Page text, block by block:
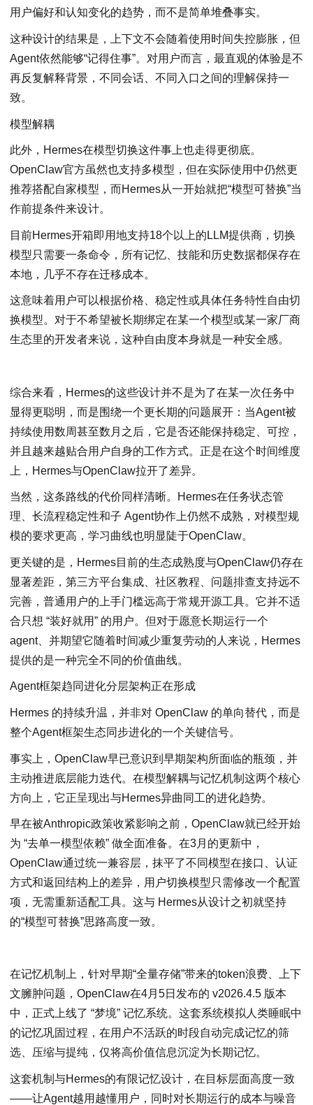
用户偏好和认知变化的趋势，而不是简单堆叠事实。
这种设计的结果是，上下文不会随着使用时间失控膨胀，但
Agent依然能够“记得住事”。对用户而言，最直观的体验是不
再反复解释背景，不同会话、不同入口之间的理解保持一
致。
模型解耦
此外，Hermes在模型切换这件事上也走得更彻底。
OpenClaw官方虽然也支持多模型，但在实际使用中仍然更
推荐搭配自家模型，而Hermes从一开始就把“模型可替换”当
作前提条件来设计。
目前Hermes开箱即用地支持18个以上的LLM提供商，切换
模型只需要一条命令，所有记忆、技能和历史数据都保存在
本地，几乎不存在迁移成本。
这意味着用户可以根据价格、稳定性或具体任务特性自由切
换模型。对于不希望被长期绑定在某一个模型或某一家厂商
生态里的开发者来说，这种自由度本身就是一种安全感。
综合来看，Hermes的这些设计并不是为了在某一次任务中
显得更聪明，而是围绕一个更长期的问题展开：当Agent被
持续使用数周甚至数月之后，它是否还能保持稳定、可控，
并且越来越贴合用户自身的工作方式。正是在这个时间维度
上，Hermes与OpenClaw拉开了差异。
当然，这条路线的代价同样清晰。Hermes在任务状态管
理、长流程稳定性和子 Agent协作上仍然不成熟，对模型规
模的要求更高，学习曲线也明显陡于OpenClaw。
更关键的是，Hermes目前的生态成熟度与OpenClaw仍存在
显著差距，第三方平台集成、社区教程、问题排查支持远不
完善，普通用户的上手门槛远高于常规开源工具。它并不适
合只想 “装好就用” 的用户。但对于愿意长期运行一个
agent、并期望它随着时间减少重复劳动的人来说，Hermes
提供的是一种完全不同的价值曲线。
Agent框架趋同进化分层架构正在形成
Hermes 的持续升温，并非对 OpenClaw 的单向替代，而是
整个Agent框架生态同步进化的一个关键信号。
事实上，OpenClaw早已意识到早期架构所面临的瓶颈，并
主动推进底层能力迭代。在模型解耦与记忆机制这两个核心
方向上，它正呈现出与Hermes异曲同工的进化趋势。
早在被Anthropic政策收紧影响之前，OpenClaw就已经开始
为 “去单一模型依赖” 做全面准备。在3月的更新中，
OpenClaw通过统一兼容层，抹平了不同模型在接口、认证
方式和返回结构上的差异，用户切换模型只需修改一个配置
项，无需重新适配工具。这与 Hermes从设计之初就坚持
的“模型可替换”思路高度一致。
在记忆机制上，针对早期“全量存储”带来的token浪费、上下
文臃肿问题，OpenClaw在4月5日发布的 v2026.4.5 版本
中，正式上线了 “梦境” 记忆系统。这套系统模拟人类睡眠中
的记忆巩固过程，在用户不活跃的时段自动完成记忆的筛
选、压缩与提纯，仅将高价值信息沉淀为长期记忆。
这套机制与Hermes的有限记忆设计，在目标层面高度一致
——让Agent越用越懂用户，同时对长期运行的成本与噪音